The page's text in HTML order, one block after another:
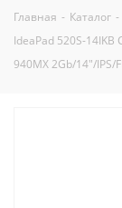
Главная - Каталог -
IdeaPad 520S-14IKB
940MX 2Gb/14"/IPS/